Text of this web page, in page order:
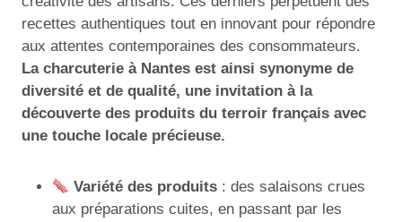
recettes authentiques tout en innovant pour répondre
aux attentes contemporaines des consommateurs.
La charcuterie à Nantes est ainsi synonyme de
diversité et de qualité, une invitation à la
découverte des produits du terroir français avec
une touche locale précieuse.
Variété des produits : des salaisons crues
aux préparations cuites, en passant par les